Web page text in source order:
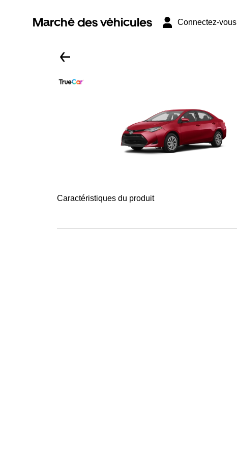
Marché des véhicules Connectez-vous
Caractéristiques du produit